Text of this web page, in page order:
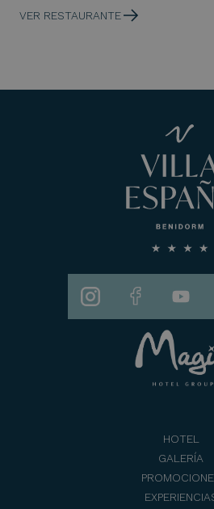
VER RESTAURANTE
HOTEL
GALERÍA